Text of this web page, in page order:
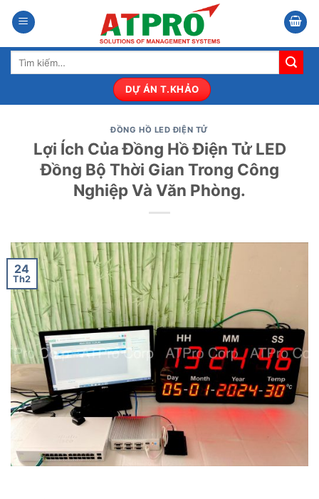
qua
nội
dung
Tìm
DỰ ÁN T.KHẢO
ĐỒNG HỒ LED ĐIỆN TỬ
Lợi Ích Của Đồng Hồ Điện Tử LED
Đồng Bộ Thời Gian Trong Công
Nghiệp Và Văn Phòng.
24
Th2